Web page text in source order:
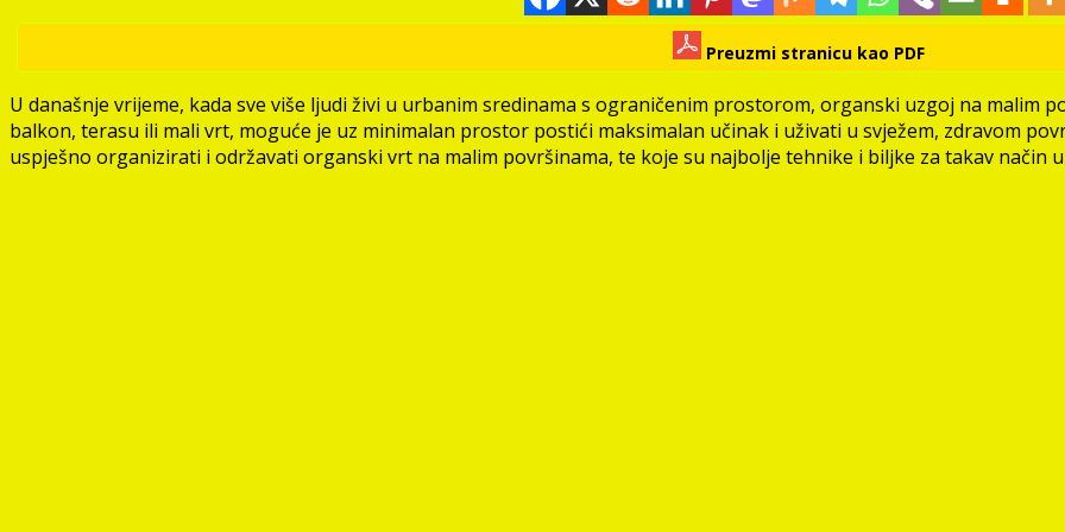
Preuzmi stranicu kao PDF
U današnje vrijeme, kada sve više ljudi živi u urbanim sredinama s ograničenim prostorom, organski uzgoj na malim
balkon, terasu ili mali vrt, moguće je uz minimalan prostor postići maksimalan učinak i uživati u svježem, zdravom
uspješno organizirati i održavati organski vrt na malim površinama, te koje su najbolje tehnike i biljke za takav način